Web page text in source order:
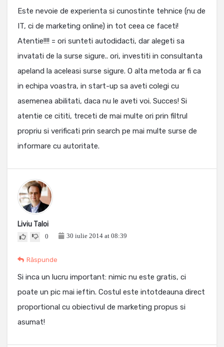
Este nevoie de experienta si cunostinte tehnice (nu de
IT, ci de marketing online) in tot ceea ce faceti!
Atentie!!!! = ori sunteti autodidacti, dar alegeti sa
invatati de la surse sigure.. ori, investiti in consultanta
apeland la aceleasi surse sigure. O alta metoda ar fi ca
in echipa voastra, in start-up sa aveti colegi cu
asemenea abilitati, daca nu le aveti voi. Succes! Si
atentie ce cititi, treceti de mai multe ori prin filtrul
propriu si verificati prin search pe mai multe surse de
informare cu autoritate.
Liviu Taloi
0 30 iulie 2014 at 08:39
Răspunde
Si inca un lucru important: nimic nu este gratis, ci
poate un pic mai ieftin. Costul este intotdeauna direct
proportional cu obiectivul de marketing propus si
asumat!